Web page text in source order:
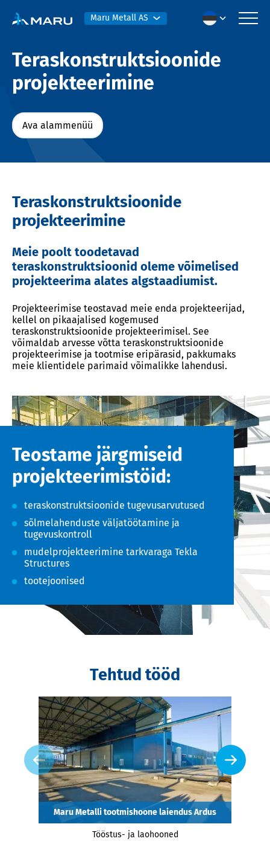
Maru Metall AS
Teraskonstruktsioonide
projekteerimine
Ava alammenüü
Teraskonstruktsioonide
projekteerimine
Meie poolt toodetavad
teraskonstruktsioonid oleme võimelised
projekteerima alates algstaadiumist.
Projekteerimise teostavad meie enda projekteerijad,
kellel on pikaajalised kogemused
teraskonstruktsioonide projekteerimisel. See
võimaldab arvesse võtta teraskonstruktsioonide
projekteerimise ja tootmise eripärasid, pakkumaks
meie klientidele parimaid võimalikke lahendusi.
Teostame järgmiseid
projekteerimistöid:
teraskonstruktsioonide tugevusarvutused
sõlmelahenduste väljatöötamine ja
tugevuskontroll
mudelprojekteerimine tarkvaraga Tekla
Structures
tootejoonised
Tehtud tööd
Maru Metalli tootmishoone laiendus Ardus
Tööstus- ja laohooned